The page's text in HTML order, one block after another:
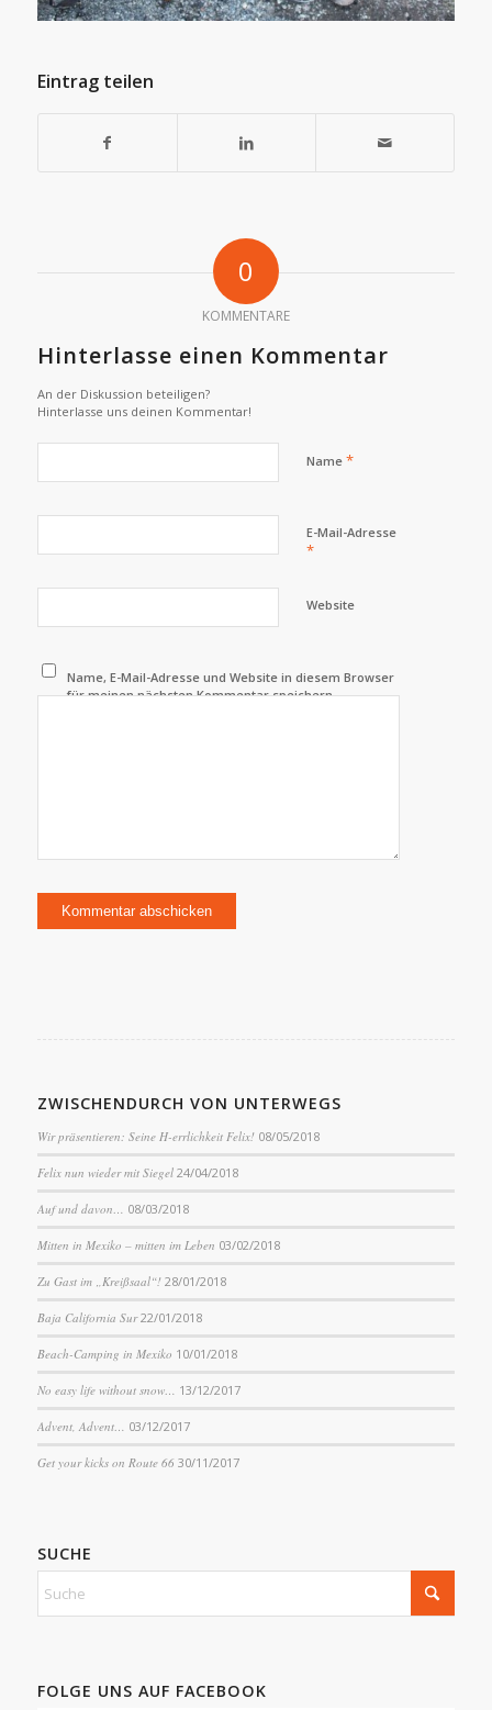
Eintrag teilen
0
KOMMENTARE
Hinterlasse einen Kommentar
An der Diskussion beteiligen?
Hinterlasse uns deinen Kommentar!
Name *
E-Mail-Adresse
*
Website
Name, E-Mail-Adresse und Website in diesem Browser
für meinen nächsten Kommentar speichern.
ZWISCHENDURCH VON UNTERWEGS
Wir präsentieren: Seine H-errlichkeit Felix! 08/05/2018
Felix nun wieder mit Siegel 24/04/2018
Auf und davon… 08/03/2018
Mitten in Mexiko – mitten im Leben 03/02/2018
Zu Gast im „Kreißsaal“! 28/01/2018
Baja California Sur 22/01/2018
Beach-Camping in Mexiko 10/01/2018
No easy life without snow… 13/12/2017
Advent, Advent… 03/12/2017
Get your kicks on Route 66 30/11/2017
SUCHE
FOLGE UNS AUF FACEBOOK